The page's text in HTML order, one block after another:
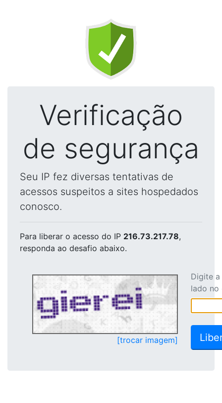
Verificação
de segurança
Seu IP fez diversas tentativas de
acessos suspeitos a sites hospedados
conosco.
Para liberar o acesso do IP 216.73.217.78,
responda ao desafio abaixo.
[trocar imagem]
Digite
lado no